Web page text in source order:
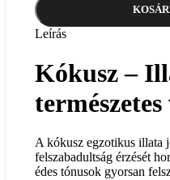
Leírás
Kókusz –
természetes
A kókusz egzotikus illata
felszabadultság érzését
édes tónusok gyorsan